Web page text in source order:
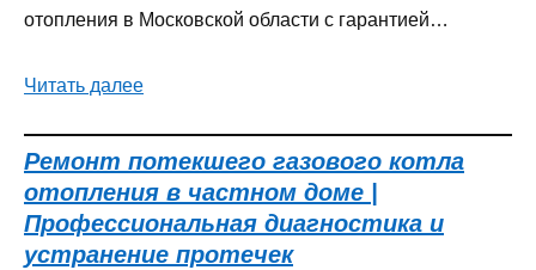
отопления в Московской области с гарантией…
Читать далее
Ремонт потекшего газового котла
отопления в частном доме |
Профессиональная диагностика и
устранение протечек